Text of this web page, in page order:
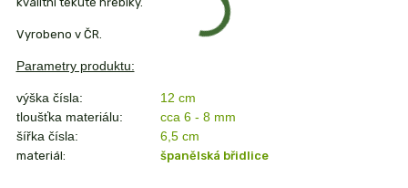
Vyrobeno v ČR.
Parametry produktu:
výška čísla:
12 cm
tloušťka materiálu:
cca 6 - 8 mm
šířka čísla:
6,5 cm
materiál: španělská břidlice